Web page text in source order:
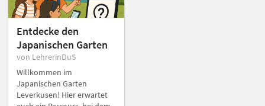
Entdecke den
Japanischen Garten
von LehrerinDuS
Willkommen im
Japanischen Garten
Leverkusen! Hier erwartet